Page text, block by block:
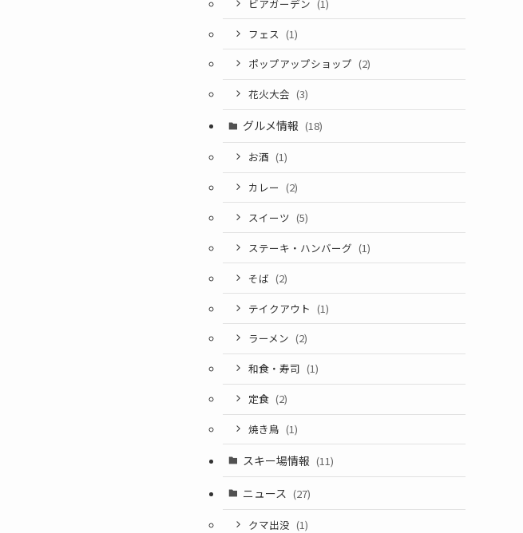
ビアガーデン (1)
フェス (1)
ポップアップショップ (2)
花火大会 (3)
グルメ情報 (18)
お酒 (1)
カレー (2)
スイーツ (5)
ステーキ・ハンバーグ (1)
そば (2)
テイクアウト (1)
ラーメン (2)
和食・寿司 (1)
定食 (2)
焼き鳥 (1)
スキー場情報 (11)
ニュース (27)
クマ出没 (1)